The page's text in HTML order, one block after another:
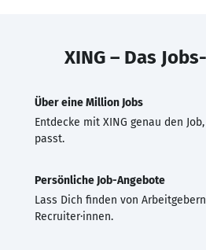
XING – Das
Über eine Million Jobs
Entdecke mit XING genau den
passt.
Persönliche Job-Angebote
Lass Dich finden von
Recruiter·innen.